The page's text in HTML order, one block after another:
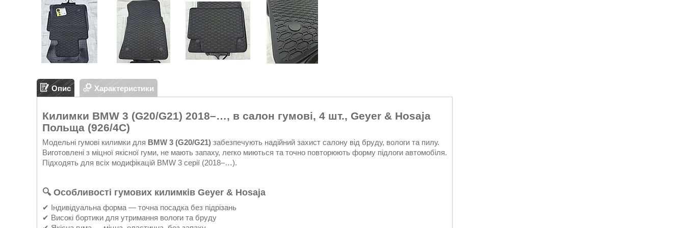
Опис Характеристики
Килимки BMW 3 (G20/G21) 2018–…, в салон гумові, 4 шт., Geyer & Hosaja
Польща (926/4C)
Модельні гумові килимки для BMW 3 (G20/G21) забезпечують надійний захист салону від бруду, вологи та пилу.
Виготовлені з міцної якісної гуми, не мають запаху, легко миються та точно повторюють форму підлоги автомобіля.
Підходять для всіх модифікацій BMW 3 серії (2018–…).
🔍 Особливості гумових килимків Geyer & Hosaja
✔ Індивідуальна форма — точна посадка без підрізань
✔ Високі бортики для утримання вологи та бруду